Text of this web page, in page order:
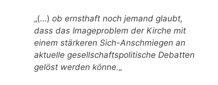
„(…) ob ernsthaft noch jemand glaubt,
dass das Imageproblem der Kirche mit
einem stärkeren Sich-Anschmiegen an
aktuelle gesellschaftspolitische Debatten
gelöst werden könne.„